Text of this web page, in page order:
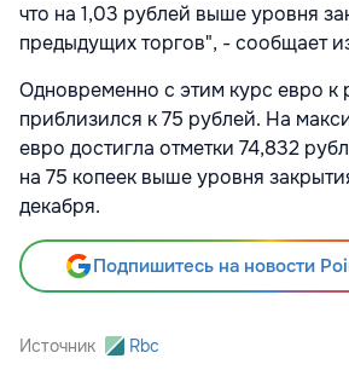
что на 1,03 рублей выше уровня
предыдущих торгов", - сообщает
Одновременно с этим курс евро к
приблизился к 75 рублей. На
евро достигла отметки 74,832
на 75 копеек выше уровня
декабря.
Подпишитесь на новости
Источник Rbc